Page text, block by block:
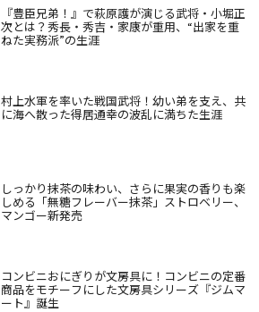
『豊臣兄弟！』で萩原護が演じる武将・小堀正
次とは？秀長・秀吉・家康が重用、“出家を重
ねた実務派”の生涯
村上水軍を率いた戦国武将！幼い弟を支え、共
に海へ散った得居通幸の波乱に満ちた生涯
しっかり抹茶の味わい、さらに果実の香りも楽
しめる「無糖フレーバー抹茶」ストロベリー、
マンゴー新発売
コンビニおにぎりが文房具に！コンビニの定番
商品をモチーフにした文房具シリーズ『ジムマ
ート』誕生